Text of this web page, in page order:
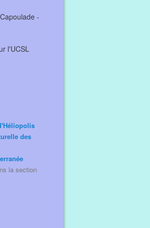
-
l'UCSL
des
la section